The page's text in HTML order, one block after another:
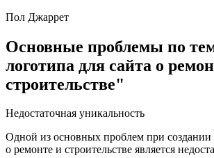
Пол Джаррет
Основные проблемы по
логотипа для сайта о
строительстве"
Недостаточная уникальность
Одной из основных проблем при создании
о ремонте и строительстве является